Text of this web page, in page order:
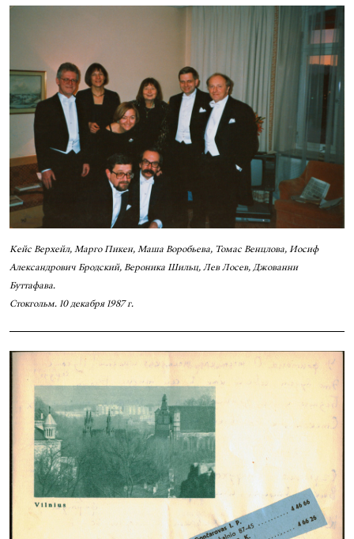
Кейс Верхейл, Марго Пикен, Маша Воробьева, Томас Венцлова, Иосиф
Александрович Бродский, Вероника Шильц, Лев Лосев, Джованни
Буттафава.
Стокгольм. 10 декабря 1987 г.